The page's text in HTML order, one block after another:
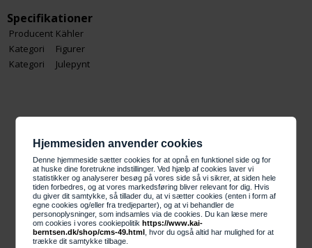
Hjemmesiden anvender cookies
Denne hjemmeside sætter cookies for at opnå en funktionel side og for
at huske dine foretrukne indstillinger. Ved hjælp af cookies laver vi
statistikker og analyserer besøg på vores side så vi sikrer, at siden hele
tiden forbedres, og at vores markedsføring bliver relevant for dig. Hvis
du giver dit samtykke, så tillader du, at vi sætter cookies (enten i form af
egne cookies og/eller fra tredjeparter), og at vi behandler de
personoplysninger, som indsamles via de cookies. Du kan læse mere
om cookies i vores cookiepolitikhttps://www.kai-
berntsen.dk/shop/cms-49.html , hvor du også altid har mulighed for at
trække dit samtykke tilbage.
Specifikationer
Producent Kähler
Kategori
Figurer
Kategori
Julepynt
Forsiden
Bolig og Isenkram
Interiør